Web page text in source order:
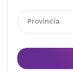
Provincia